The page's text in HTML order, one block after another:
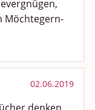
Möchtegern-
02.06.2019